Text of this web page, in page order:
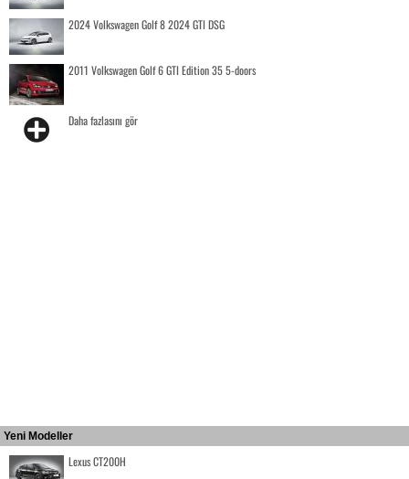
2024 Volkswagen Golf 8 2024 GTI DSG
2011 Volkswagen Golf 6 GTI Edition 35 5-doors
Daha fazlasını gör
Yeni Modeller
Lexus CT200H